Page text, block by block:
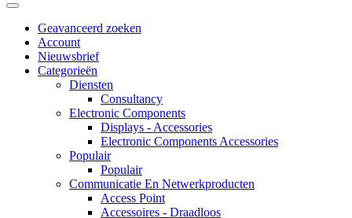
Geavanceerd zoeken
Account
Nieuwsbrief
Categorieën
Diensten
Consultancy
Electronic Components
Displays - Accessories
Electronic Components Accessories
Populair
Populair
Communicatie En Netwerkproducten
Access Point
Accessoires - Draadloos